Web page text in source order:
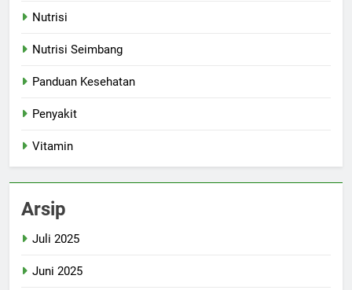
Nutrisi
Nutrisi Seimbang
Panduan Kesehatan
Penyakit
Vitamin
Arsip
Juli 2025
Juni 2025